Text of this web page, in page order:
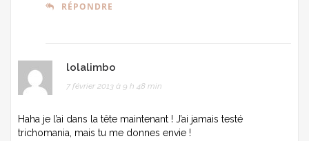
RÉPONDRE
lolalimbo
7 février 2013 à 9 h 48 min
Haha je l’ai dans la tête maintenant ! J’ai jamais testé
trichomania, mais tu me donnes envie !